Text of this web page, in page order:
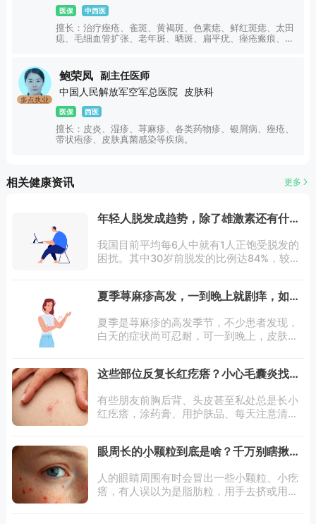
医保 中西医
擅长：治疗痤疮、雀斑、黄褐斑、色素痣、鲜红斑痣、太田
痣、毛细血管扩张、老年斑、晒斑、扁平疣、痤疮瘢痕、皮
多点执业
鲍荣凤
副主任医师
中国人民解放军空军总医院
皮肤科
医保 西医
擅长：皮炎、湿疹、荨麻疹、各类药物疹、银屑病、痤疮、
带状疱疹、皮肤真菌感染等疾病。
相关健康资讯 更多
年轻人脱发成趋势，除了雄激素还有什么
我国目前平均每6人中就有1人正饱受脱发的
困扰。其中30岁前脱发的比例达84%，较上
人。英年早“脱”不是脱单不是脱贫
夏季荨麻疹高发，一到晚上就剧痒，如何
夏季是荨麻疹的高发季节，不少患者发现，
白天的症状尚可忍耐，可一到晚上，皮肤就
夜间加重？又该如何科学应对？下面为您详
这些部位反复长红疙瘩？小心毛囊炎找上
有些朋友前胸后背、头皮甚至私处总是长小
红疙瘩，涂药膏、用护肤品、每天注意清
实，这些部位长小红疙瘩，有一种常见的可
眼周长的小颗粒到底是啥？千万别瞎揪！
人的眼睛周围有时会冒出一些小颗粒、小疙
瘩，有人误以为是脂肪粒，用手去挤或用针